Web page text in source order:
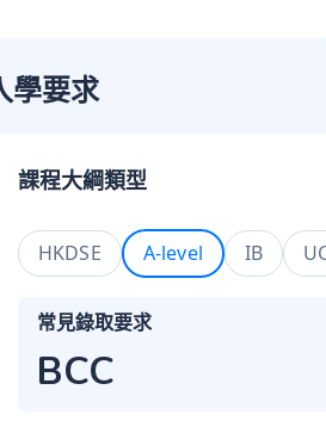
學要求
課程大綱類型
HKDSE A-level IB
常見錄取要求
BCC